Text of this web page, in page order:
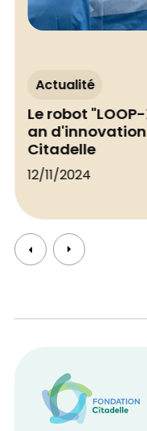
Actualité
Le robot
an
Citadelle
12/11/2024